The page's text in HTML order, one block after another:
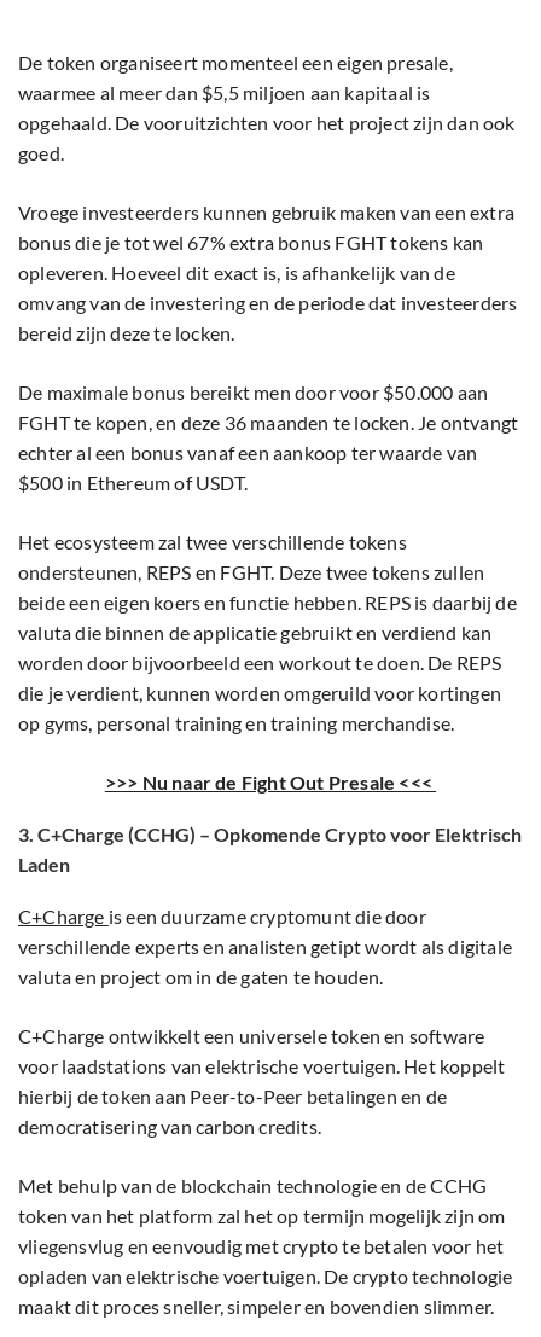
De token organiseert momenteel een eigen presale,
waarmee al meer dan $5,5 miljoen aan kapitaal is
opgehaald. De vooruitzichten voor het project zijn dan ook
goed.
Vroege investeerders kunnen gebruik maken van een extra
bonus die je tot wel 67% extra bonus FGHT tokens kan
opleveren. Hoeveel dit exact is, is afhankelijk van de
omvang van de investering en de periode dat investeerders
bereid zijn deze te locken.
De maximale bonus bereikt men door voor $50.000 aan
FGHT te kopen, en deze 36 maanden te locken. Je ontvangt
echter al een bonus vanaf een aankoop ter waarde van
$500 in Ethereum of USDT.
Het ecosysteem zal twee verschillende tokens
ondersteunen, REPS en FGHT. Deze twee tokens zullen
beide een eigen koers en functie hebben. REPS is daarbij de
valuta die binnen de applicatie gebruikt en verdiend kan
worden door bijvoorbeeld een workout te doen. De REPS
die je verdient, kunnen worden omgeruild voor kortingen
op gyms, personal training en training merchandise.
>>> Nu naar de Fight Out Presale <<<
3. C+Charge (CCHG) – Opkomende Crypto voor Elektrisch
Laden
C+Charge is een duurzame cryptomunt die door
verschillende experts en analisten getipt wordt als digitale
valuta en project om in de gaten te houden.
C+Charge ontwikkelt een universele token en software
voor laadstations van elektrische voertuigen. Het koppelt
hierbij de token aan Peer-to-Peer betalingen en de
democratisering van carbon credits.
Met behulp van de blockchain technologie en de CCHG
token van het platform zal het op termijn mogelijk zijn om
vliegensvlug en eenvoudig met crypto te betalen voor het
opladen van elektrische voertuigen. De crypto technologie
maakt dit proces sneller, simpeler en bovendien slimmer.